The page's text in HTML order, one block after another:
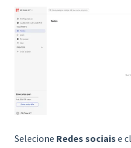
Selecione Redes sociais e